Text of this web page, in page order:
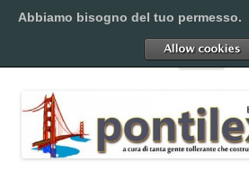
al
Pontilex
Menu
Abbiamo bisogno del tuo permesso.